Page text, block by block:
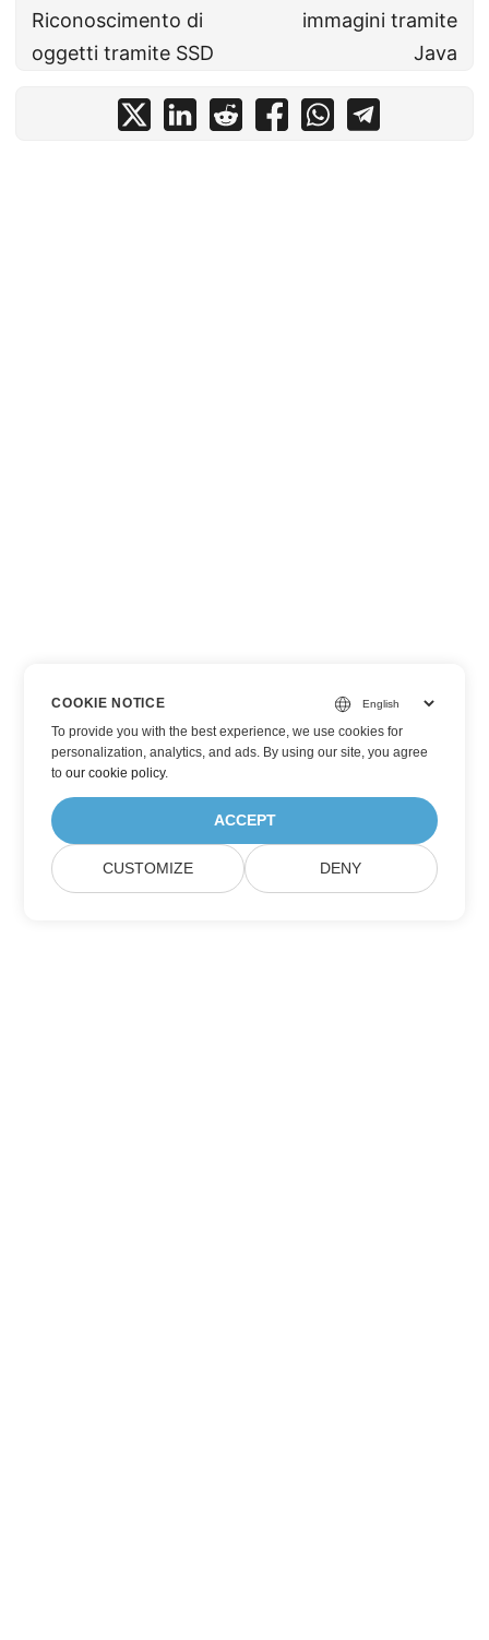
Riconoscimento di
oggetti tramite SSD
immagini tramite
Java
COOKIE NOTICE
To provide you with the best experience, we use cookies for
personalization, analytics, and ads. By using our site, you agree
toour cookie policy.
ACCEPT
CUSTOMIZE DENY